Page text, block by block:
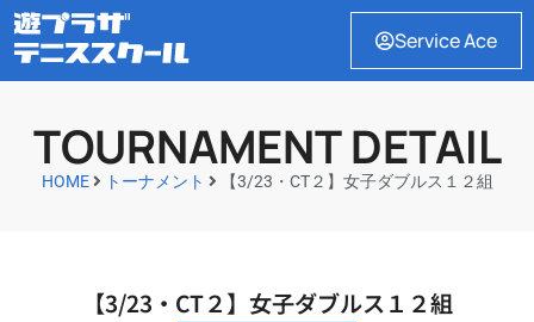
Service Ace
TOURNAMENT DETAIL
HOME トーナメント 【3/23・CT２】女子ダブルス１２組
【3/23・CT２】女子ダブルス１２組